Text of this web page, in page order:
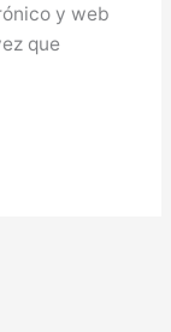
y web
que